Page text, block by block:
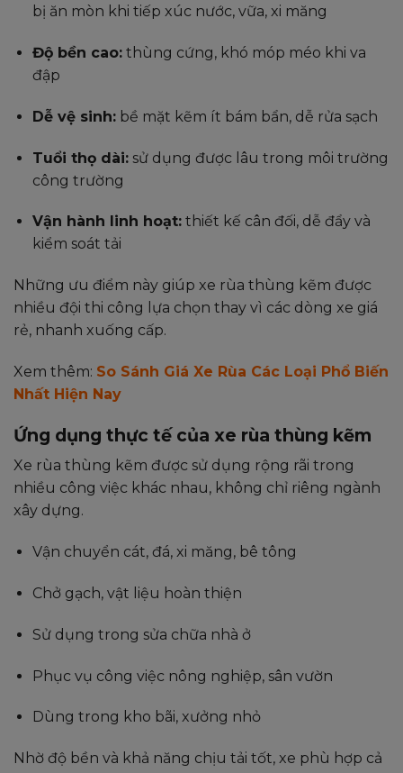
bị ăn mòn khi tiếp xúc nước, vữa, xi măng
Độ bền cao:thùng cứng, khó móp méo khi va
đập
Dễ vệ sinh:bề mặt kẽm ít bám bẩn, dễ rửa sạch
Tuổi thọ dài:sử dụng được lâu trong môi trường
công trường
Vận hành linh hoạt:thiết kế cân đối, dễ đẩy và
kiểm soát tải
Những ưu điểm này giúp xe rùa thùng kẽm được
nhiều đội thi công lựa chọn thay vì các dòng xe giá
rẻ, nhanh xuống cấp.
Xem thêm: So Sánh Giá Xe Rùa Các Loại Phổ Biến
Nhất Hiện Nay
Ứng dụng thực tế của xe rùa thùng kẽm
Xe rùa thùng kẽm được sử dụng rộng rãi trong
nhiều công việc khác nhau, không chỉ riêng ngành
xây dựng.
Vận chuyển cát, đá, xi măng, bê tông
Chở gạch, vật liệu hoàn thiện
Sử dụng trong sửa chữa nhà ở
Phục vụ công việc nông nghiệp, sân vườn
Dùng trong kho bãi, xưởng nhỏ
Nhờ độ bền và khả năng chịu tải tốt, xe phù hợp cả